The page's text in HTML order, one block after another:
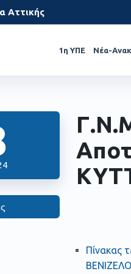
Αττικής
1η ΥΠΕ Νέα-
Πίνακας